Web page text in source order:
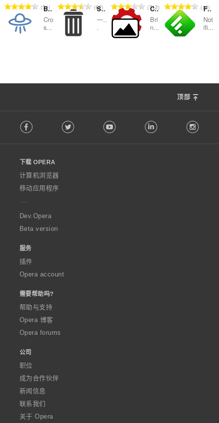
：
：
：
：
总
评
分
51
总62
总
评
分
712
总
评
分
14
Browserling - Cross-browser testing
Cro
s...
SimpleClear
一..
.
Classic Images
Bri
n...
Feedly Notification
Not
ifi...
顶部
o
w
O
p
e
a
Facebook Twitter Youtube LinkedIn
下载 OPERA
计算机浏览器
移动应用程序
Dev.Opera
Beta version
服务
插件
Opera account
需要帮助吗?
帮助与支持
Opera 博客
Opera forums
公司
职位
成为合作伙伴
新闻信息
联系我们
关于 Opera